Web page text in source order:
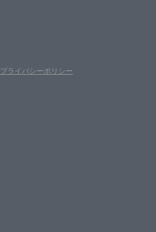
プライバシーポリシー